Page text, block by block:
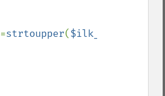
=strtoupper($ilk_karakter